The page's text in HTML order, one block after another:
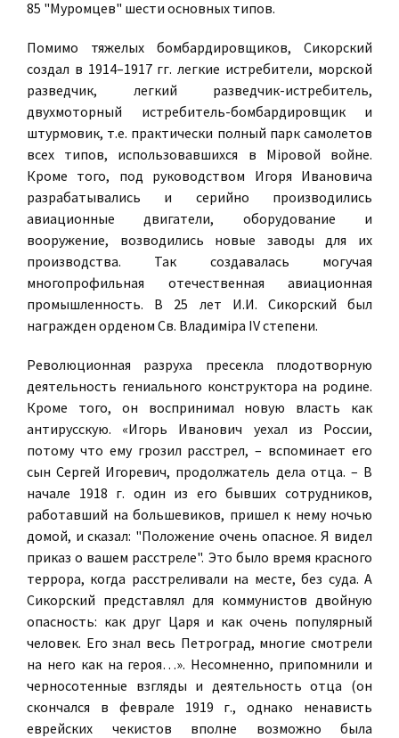
85 "Муромцев" шести основных типов.
Помимо тяжелых бомбардировщиков, Сикорский
создал в 1914–1917 гг. легкие истребители, морской
разведчик, легкий разведчик-истребитель,
двухмоторный истребитель-бомбардировщик и
штурмовик, т.е. практически полный парк самолетов
всех типов, использовавшихся в Мiровой войне.
Кроме того, под руководством Игоря Ивановича
разрабатывались и серийно производились
авиационные двигатели, оборудование и
вооружение, возводились новые заводы для их
производства. Так создавалась могучая
многопрофильная отечественная авиационная
промышленность. В 25 лет И.И. Сикорский был
награжден орденом Св. Владимiра IV степени.
Революционная разруха пресекла плодотворную
деятельность гениального конструктора на родине.
Кроме того, он воспринимал новую власть как
антирусскую. «Игорь Иванович уехал из России,
потому что ему грозил расстрел, – вспоминает его
сын Сергей Игоревич, продолжатель дела отца. – В
начале 1918 г. один из его бывших сотрудников,
работавший на большевиков, пришел к нему ночью
домой, и сказал: "Положение очень опасное. Я видел
приказ о вашем расстреле". Это было время красного
террора, когда расстреливали на месте, без суда. А
Сикорский представлял для коммунистов двойную
опасность: как друг Царя и как очень популярный
человек. Его знал весь Петроград, многие смотрели
на него как на героя…». Несомненно, припомнили и
черносотенные взгляды и деятельность отца (он
скончался в феврале 1919 г., однако ненависть
еврейских чекистов вполне возможно была